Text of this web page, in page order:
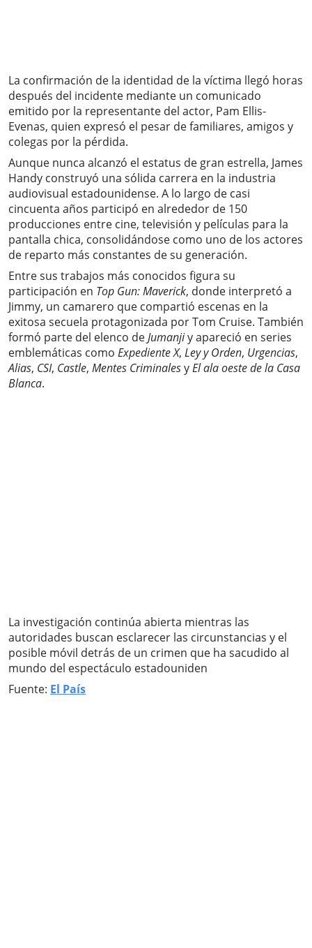
La confirmación de la identidad de la víctima llegó horas
después del incidente mediante un comunicado
emitido por la representante del actor, Pam Ellis-
Evenas, quien expresó el pesar de familiares, amigos y
colegas por la pérdida.
Aunque nunca alcanzó el estatus de gran estrella, James
Handy construyó una sólida carrera en la industria
audiovisual estadounidense. A lo largo de casi
cincuenta años participó en alrededor de 150
producciones entre cine, televisión y películas para la
pantalla chica, consolidándose como uno de los actores
de reparto más constantes de su generación.
Entre sus trabajos más conocidos figura su
participación en Top Gun: Maverick, donde interpretó a
Jimmy, un camarero que compartió escenas en la
exitosa secuela protagonizada por Tom Cruise. También
formó parte del elenco deJumanjiy apareció en series
emblemáticas como Expediente X, Ley y Orden, Urgencias,
Alias, CSI, Castle, Mentes CriminalesyEl ala oeste de la Casa
Blanca.
La investigación continúa abierta mientras las
autoridades buscan esclarecer las circunstancias y el
posible móvil detrás de un crimen que ha sacudido al
mundo del espectáculo estadouniden
Fuente: El País